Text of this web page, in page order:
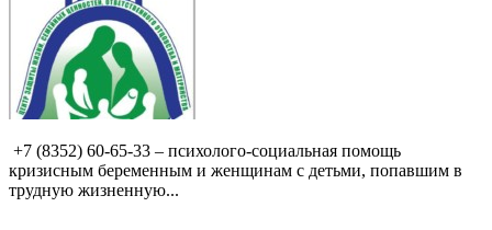
+7 (8352) 60-65-33 – психолого-социальная помощь
кризисным беременным и женщинам с детьми, попавшим в
трудную жизненную...